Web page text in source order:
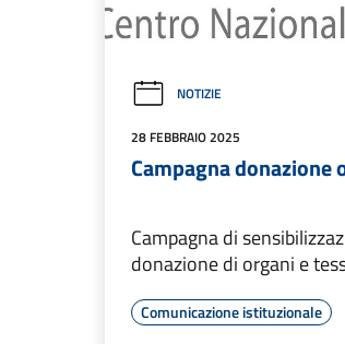
NOTIZIE
28 FEBBRAIO 2025
Campagna donazione
Campagna di
donazione di organi e
Comunicazione istituzionale